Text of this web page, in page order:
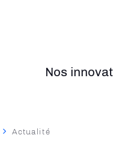
Nos
Actualité